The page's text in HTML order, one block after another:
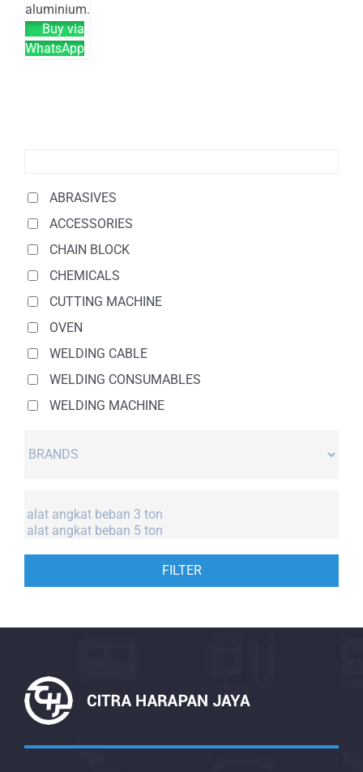
aluminium.
Buy via
WhatsApp
ABRASIVES
ACCESSORIES
CHAIN BLOCK
CHEMICALS
CUTTING MACHINE
OVEN
WELDING CABLE
WELDING CONSUMABLES
WELDING MACHINE
FILTER